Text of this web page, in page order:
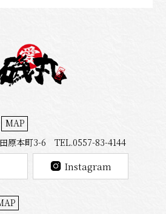
MAP
田原本町3-6 TEL.0557-83-4144
Instagram